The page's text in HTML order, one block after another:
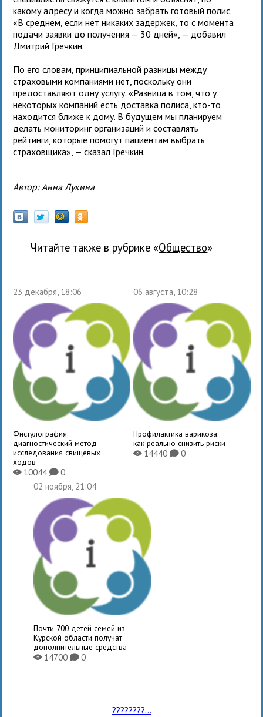
какому адресу и когда можно забрать готовый полис.
«В среднем, если нет никаких задержек, то с момента
подачи заявки до получения — 30 дней», — добавил
Дмитрий Гречкин.
По его словам, принципиальной разницы между
страховыми компаниями нет, поскольку они
предоставляют одну услугу. «Разница в том, что у
некоторых компаний есть доставка полиса, кто-то
находится ближе к дому. В будущем мы планируем
делать мониторинг организаций и составлять
рейтинги, которые помогут пациентам выбрать
страховщика», — сказал Гречкин.
Автор: Анна Лукина
Читайте также в рубрике « общество»
23 декабря, 18:06
Фистулография:
диагностический метод
исследования свищевых
ходов
X10044K0
06 августа, 10:28
Профилактика варикоза:
как реально снизить риски
X14440 K0
02 ноября, 21:04
Почти 700 детей семей из
Курской области получат
дополнительные средства
X14700K0
????????...